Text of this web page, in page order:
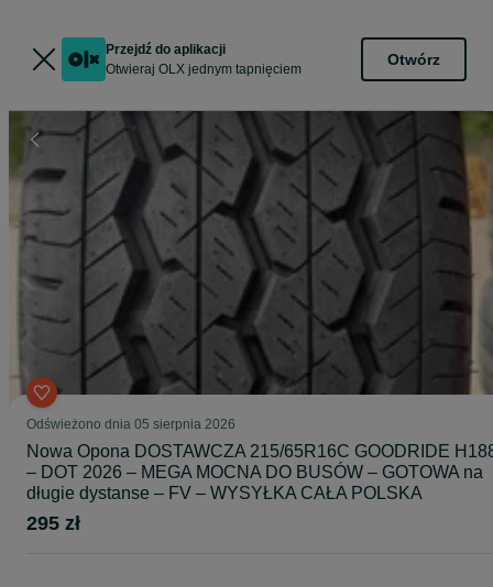
Przejdź do aplikacji
Otwieraj OLX jednym tapnięciem
Otwórz
Odświeżono dnia 05 sierpnia 2026
Nowa Opona DOSTAWCZA 215/65R16C GOODRIDE
– DOT 2026 – MEGA MOCNA DO BUSÓW – GOTOWA na
długie dystanse – FV – WYSYŁKA CAŁA POLSKA
295 zł